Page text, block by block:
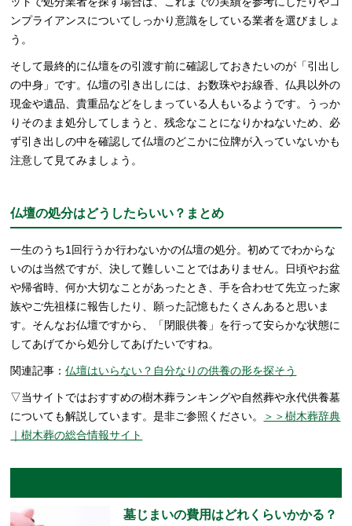
ンプライアンスについてしっかり意識をしている業者を選びましょ
う。
そして最終的に仏壇をの引渡す前に確認しておきたいのが「引出し
の中身」です。仏壇の引き出しには、お数珠やお線香、仏具以外の
現金や遺品、貴重品などをしまっている人もいるようです。うっか
りそのまま処分してしまうと、残念なことになりかねないため、必
ず引き出しの中を確認して仏壇のどこかに位牌が入っていないかも
注意して見てみましょう。
仏壇の処分はどうしたらいい？まとめ
一生のうち1回行うか行わないかの仏壇の処分。初めてでわからな
いのは当然ですが、決して難しいことではありません。日頃やお盆
や帰省時、何か大切なことがあったとき、手を合わせて先立った家
族やご先祖様に報告したり、願った記憶もたくさんあると思いま
す。そんなお仏壇ですから、「閉眼供養」を行って安らかな状態に
してあげてから処分してあげたいですね。
関連記事：仏壇はいらない？自分なりの供養の形を探そう
▽当サイトではおすすめの樹木葬ランキングや自然葬や永代供養墓
についても解説しています。是非ご参照ください。
＞＞樹木葬辞典
｜樹木葬の総合情報サイト
墓じまいの費用はどれくらいかかる？